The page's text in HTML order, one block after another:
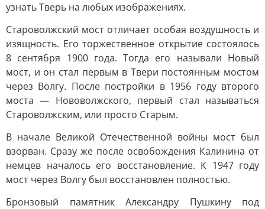
узнать Тверь на любых изображениях.
Староволжский мост отличает особая воздушность и
изящность. Его торжественное открытие состоялось
8 сентября 1900 года. Тогда его называли Новый
мост, и он стал первым в Твери постоянным мостом
через Волгу. После постройки в 1956 году второго
моста — Нововолжского, первый стал называться
Староволжским, или просто Старым.
В начале Великой Отечественной войны мост был
взорван. Сразу же после освобождения Калинина от
немцев началось его восстановление. К 1947 году
мост через Волгу был восстановлен полностью.
Бронзовый памятник Александру Пушкину под